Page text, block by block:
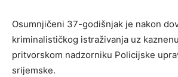
Osumnjičeni 37-godišnjak je nakon
kriminalističkog istraživanja uz
pritvorskom nadzorniku Policijske
srijemske.